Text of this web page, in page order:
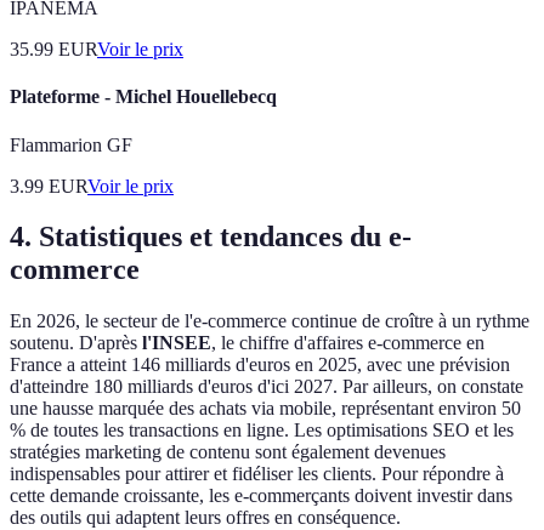
IPANEMA
35.99 EURVoir le prix
Plateforme - Michel Houellebecq
Flammarion GF
3.99 EURVoir le prix
4. Statistiques et tendances du e-
commerce
En 2026, le secteur de l'e-commerce continue de croître à un rythme
soutenu. D'après l'INSEE, le chiffre d'affaires e-commerce en
France a atteint 146 milliards d'euros en 2025, avec une prévision
d'atteindre 180 milliards d'euros d'ici 2027. Par ailleurs, on constate
une hausse marquée des achats via mobile, représentant environ 50
% de toutes les transactions en ligne. Les optimisations SEO et les
stratégies marketing de contenu sont également devenues
indispensables pour attirer et fidéliser les clients. Pour répondre à
cette demande croissante, les e-commerçants doivent investir dans
des outils qui adaptent leurs offres en conséquence.